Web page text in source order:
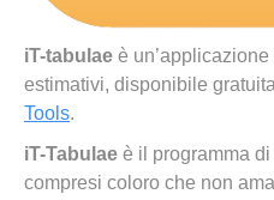
iT-tabulae è
estimativi, disponibile
Tools.
iT-Tabulae è il programma
compresi coloro che non